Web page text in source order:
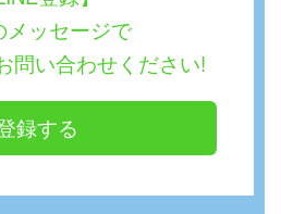
メッセージで
問い合わせください!
録する